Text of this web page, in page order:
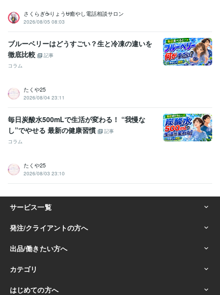
さくらぎ☕りょう⛎癒やし電話相談サロン
2026/08/05 08:03
ブルーベリーはどうすごい？生と冷凍の違いを
徹底比較
記事
コラム
たくや25
2026/08/04 23:11
毎日炭酸水500mLで生活が変わる！ “我慢な
し”でやせる 最新の健康習慣
記事
コラム
たくや25
2026/08/03 23:10